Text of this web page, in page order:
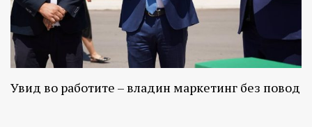
Увид во работите – владин маркетинг без повод